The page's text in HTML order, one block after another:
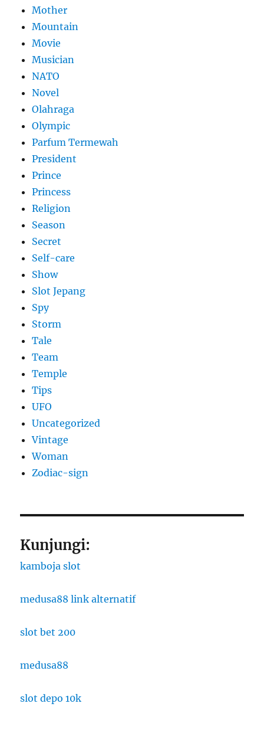
Mother
Mountain
Movie
Musician
NATO
Novel
Olahraga
Olympic
Parfum Termewah
President
Prince
Princess
Religion
Season
Secret
Self-care
Show
Slot Jepang
Spy
Storm
Tale
Team
Temple
Tips
UFO
Uncategorized
Vintage
Woman
Zodiac-sign
Kunjungi:
kamboja slot
medusa88 link alternatif
slot bet 200
medusa88
slot depo 10k